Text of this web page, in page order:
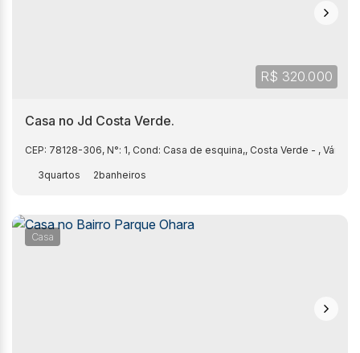
R$ 320.000
Casa no Jd Costa Verde.
CEP: 78128-306, N°: 1, Cond: Casa de esquina,, Costa Verde , Várzea
3 2
Casa